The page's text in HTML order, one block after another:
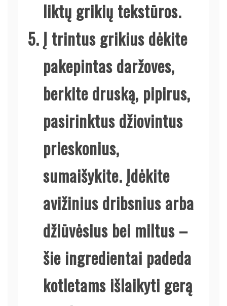
liktų grikių tekstūros.
Į trintus grikius dėkite
pakepintas daržoves,
berkite druską, pipirus,
pasirinktus džiovintus
prieskonius,
sumaišykite. Įdėkite
avižinius dribsnius arba
džiūvėsius bei miltus –
šie ingredientai padeda
kotletams išlaikyti gerą